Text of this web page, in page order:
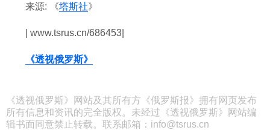
社会
历史
来源: 《塔斯社》
| www.tsrus.cn/686453|
《透视俄罗斯》
《透视俄罗斯》网站及其所有方《俄罗斯报》拥有网页发布
所有信息和资讯的完全版权。未经过《透视俄罗斯》网站编
辑书面同意禁止转载。联系邮箱：info@tsrus.cn